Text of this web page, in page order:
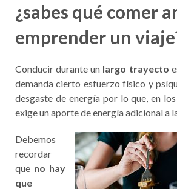
¿sabes qué comer
emprender un
Conducir durante un largo trayecto
demanda cierto esfuerzo físico y
desgaste de energía por lo que, en
exige un aporte de energía adicional a
Debemos
recordar
que no hay
que